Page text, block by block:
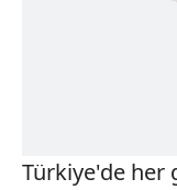
Türkiye'de her